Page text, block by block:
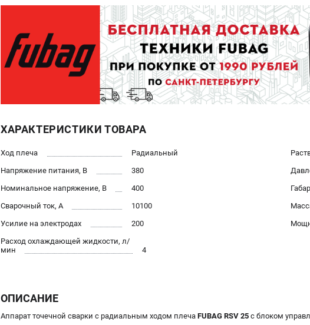
ХАРАКТЕРИСТИКИ ТОВАРА
Ход плеча
Радиальный
Напряжение питания, В
380
Номинальное напряжение, В
400
Сварочный ток, А
10100
Усилие на электродах
200
Расход охлаждающей жидкости, л/
мин
4
ОПИСАНИЕ
Аппарат точечной сварки c радиальным ходом плеча FUBAG RSV 25 с блоком